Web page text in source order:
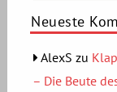
Neueste
AlexS zu
– Die Beute